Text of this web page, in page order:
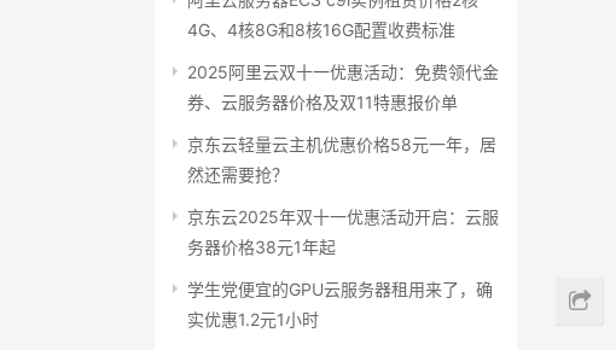
4G、4核8G和8核16G配置收费标准
2025阿里云双十一优惠活动：免费领代金
券、云服务器价格及双11特惠报价单
京东云轻量云主机优惠价格58元一年，居
然还需要抢？
京东云2025年双十一优惠活动开启：云服
务器价格38元1年起
学生党便宜的GPU云服务器租用来了，确
实优惠1.2元1小时